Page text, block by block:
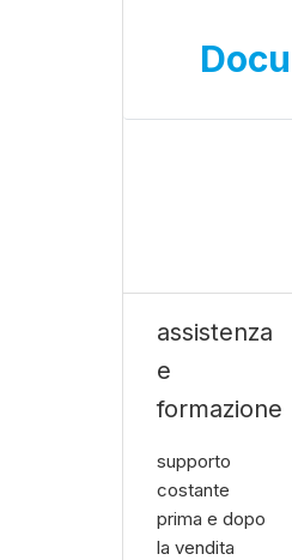
assistenza
e
formazione
supporto
costante
prima e dopo
la vendita